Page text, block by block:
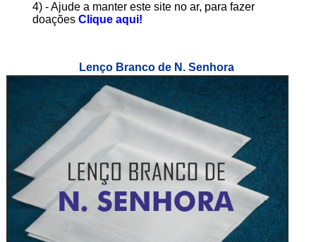
4) - Ajude a manter este site no ar, para fazer
doações Clique aqui!
Lenço Branco de N. Senhora